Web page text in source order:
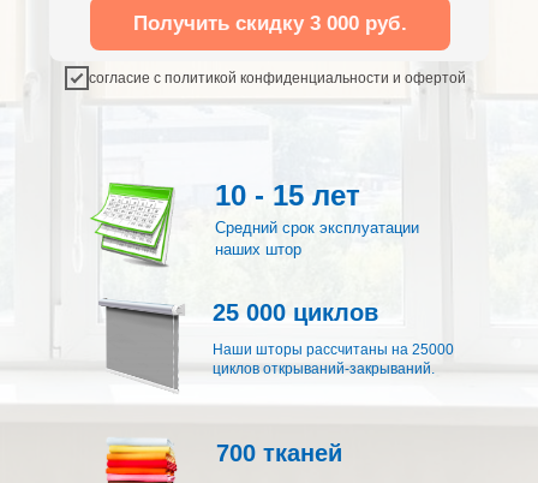
10 - 15 лет
Средний срок эксплуатации
наших штор
25 000 циклов
Наши шторы рассчитаны на 25000
циклов открываний-закрываний.
700 тканей
согласие с политикой конфиденциальности и офертой
Получить скидку 3 000 руб.